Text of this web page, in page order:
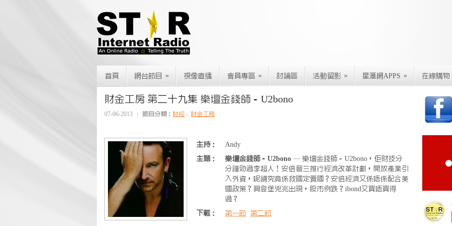
首頁 網台節目 » 視像直播 會員專區 » 討論區 活動留影 » 星滙網APPS » 在線購物
財金工房 第二十九集 樂壇金錢師－U2bono
07-06-2013 節目分類： 財經 、 財金工房
主持：
Andy
主題：
樂壇金錢師－U2bono — 樂壇金錢師－U2bono，佢財技分
分鐘勁過李超人！安倍晉三推行經濟改革計劃，開放產業引
入外資，呢鋪究竟係救國定賣國？安倍經濟又係唔係配合美
國政策？興登堡兇兆出現，股市例跌？ibond又買唔買得
過？
下載：
第一節 第二節